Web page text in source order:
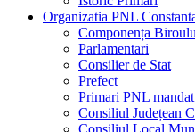
Organizatia PNL
Componența
Parlamentari
Consilier de Stat
Prefect
Primari PNL
Consiliul Județean
Consiliul Local